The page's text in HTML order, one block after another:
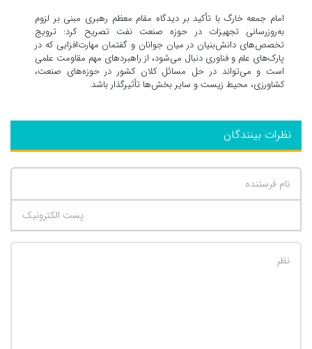
امام جمعه خارگ با تأکید بر دیدگاه مقام معظم رهبری مبنی بر لزوم
به‌روزرسانی تجهیزات در حوزه صنعت نفت تصریح کرد: ترویج
تخصص‌های دانش‌بنیان در میان جوانان و گفتمان مهارت‌افزایی که در
پارک‌های علم و فناوری دنبال می‌شود، از راهبردهای مهم مقاومت علمی
است و می‌تواند در حل مسائل کلان کشور در حوزه‌های صنعت،
کشاورزی، محیط زیست و سایر بخش‌ها تأثیرگذار باشد.
نظرات بینندگان